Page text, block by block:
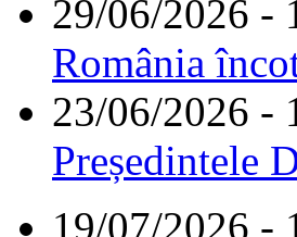
29/06/2026 -
România
23/06/2026 -
Președintele
19/07/2026 -